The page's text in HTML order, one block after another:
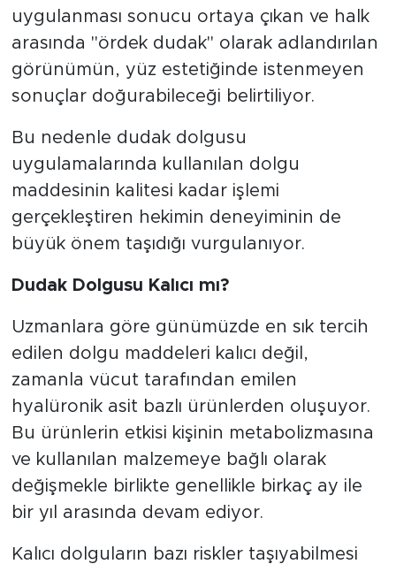
uygulanması sonucu ortaya çıkan ve halk
arasında "ördek dudak" olarak adlandırılan
görünümün, yüz estetiğinde istenmeyen
sonuçlar doğurabileceği belirtiliyor.
Bu nedenle dudak dolgusu
uygulamalarında kullanılan dolgu
maddesinin kalitesi kadar işlemi
gerçekleştiren hekimin deneyiminin de
büyük önem taşıdığı vurgulanıyor.
Dudak Dolgusu Kalıcı mı?
Uzmanlara göre günümüzde en sık tercih
edilen dolgu maddeleri kalıcı değil,
zamanla vücut tarafından emilen
hyalüronik asit bazlı ürünlerden oluşuyor.
Bu ürünlerin etkisi kişinin metabolizmasına
ve kullanılan malzemeye bağlı olarak
değişmekle birlikte genellikle birkaç ay ile
bir yıl arasında devam ediyor.
Kalıcı dolguların bazı riskler taşıyabilmesi